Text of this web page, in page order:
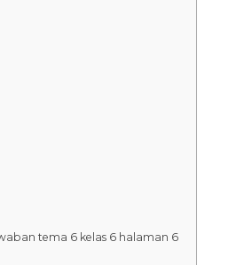
tema 6 kelas 6 halaman 6